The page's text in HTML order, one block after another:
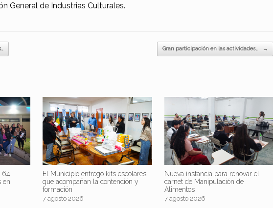
General de Industrias Culturales.
Gran participación en las actividades… →
64
en
El Municipio entregó kits escolares
que acompañan la contención y
formación
7 agosto 2026
Nueva instancia para renovar el
carnet de Manipulación de
Alimentos
7 agosto 2026